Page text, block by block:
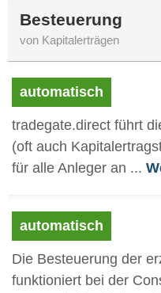
Besteuerung
von Kapitalerträgen
automatisch
tradegate.direct führt
(oft auch
für alle Anleger an ...
automatisch
Die Besteuerung der
funktioniert bei der